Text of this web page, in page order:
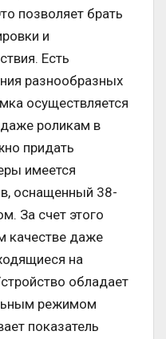
позволяет брать
и
Есть
разнообразных
осуществляется
роликам в
придать
имеется
оснащенный 38-
За счет этого
качестве даже
на
обладает
режимом
показатель